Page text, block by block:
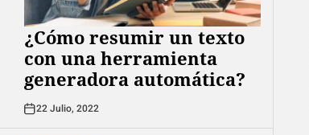
¿Cómo resumir un texto
con una herramienta
generadora automática?
22 Julio, 2022